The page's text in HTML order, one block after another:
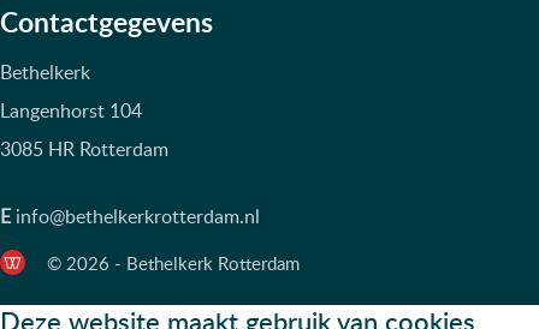
Contactgegevens
Bethelkerk
Langenhorst 104
3085 HR Rotterdam
E info@bethelkerkrotterdam.nl
© 2026 - Bethelkerk Rotterdam
Deze website maakt gebruik van cookies